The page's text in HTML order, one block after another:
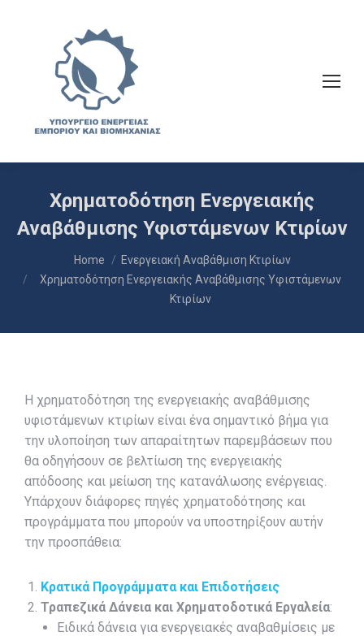
Χρηματοδότηση Ενεργειακής
Αναβάθμισης Υφιστάμενων Κτιρίων
You are here:Home
Ενεργειακή Αναβάθμιση Κτιρίων
Χρηματοδότηση Ενεργειακής Αναβάθμισης Υφιστάμενων
Κτιρίων
Η χρηματοδότηση της ενεργειακής αναβάθμισης
υφιστάμενων κτιρίων είναι ένα σημαντικό βήμα για
την υλοποίηση των απαραίτητων παρεμβάσεων που
θα οδηγήσουν σε βελτίωση της ενεργειακής
απόδοσης και μείωση της κατανάλωσης ενέργειας.
Υπάρχουν διάφορες πηγές χρηματοδότησης και
προγράμματα που μπορούν να υποστηρίξουν αυτήν
την προσπάθεια:
Κρατικά Προγράμματα και Επιδοτήσεις
Τραπεζικά Δάνεια και Χρηματοδοτικά Εργαλεία:
Ειδικά δάνεια για ενεργειακές αναβαθμίσεις με